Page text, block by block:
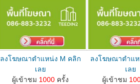
ลงโฆษณาตำแหน่ง M คลิก
เลย
ลงโฆษณาขายบ้านที่ดินตำแหน่ง M คลิกเลย...
ผู้เข้าชม 1000ครั้ง
ลงโฆษณาตำแ
เลย
ลงโฆษณาขายบ้านที่ดินตำแห
ผู้เข้าชม